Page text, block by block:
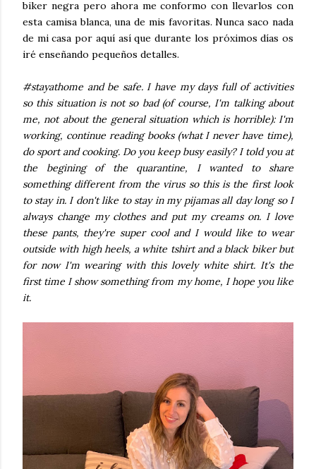
biker negra pero ahora me conformo con llevarlos con
esta camisa blanca, una de mis favoritas. Nunca saco nada
de mi casa por aquí así que durante los próximos días os
iré enseñando pequeños detalles.
#stayathome and be safe. I have my days full of activities
so this situation is not so bad (of course, I'm talking about
me, not about the general situation which is horrible): I'm
working, continue reading books (what I never have time),
do sport and cooking. Do you keep busy easily? I told you at
the begining of the quarantine, I wanted to share
something different from the virus so this is the first look
to stay in. I don't like to stay in my pijamas all day long so I
always change my clothes and put my creams on. I love
these pants, they're super cool and I would like to wear
outside with high heels, a white tshirt and a black biker but
for now I'm wearing with this lovely white shirt. It's the
first time I show something from my home, I hope you like
it.